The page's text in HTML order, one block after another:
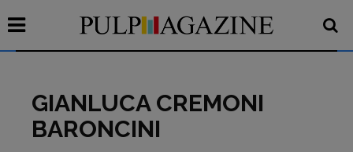
GIANLUCA CREMONI
BARONCINI